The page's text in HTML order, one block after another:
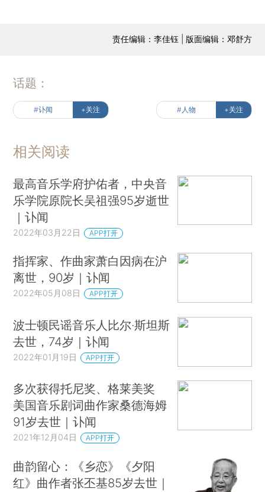
责任编辑：李佳钰 | 版面编辑：邓舒方
话题：
#讣闻 +关注 #人物 +关注
相关阅读
最高音乐学府护佑者，中央音
乐学院原院长吴祖强95岁逝世
｜讣闻
2022年03月22日 APP打开
指挥家、作曲家萧白因病在沪
离世，90岁｜讣闻
2022年05月08日 APP打开
波士顿民谣音乐人比尔·斯坦斯
去世，74岁｜讣闻
2022年01月19日 APP打开
多次获得托尼奖、格莱美奖
美国音乐剧词曲作家桑德海姆
91岁去世｜讣闻
2021年12月04日 APP打开
曲韵留心：《乡恋》《夕阳
红》曲作者张丕基85岁去世｜